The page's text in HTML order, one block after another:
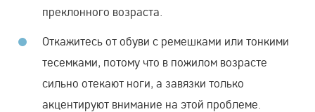
преклонного возраста.
Откажитесь от обуви с ремешками или тонкими
тесемками, потому что в пожилом возрасте
сильно отекают ноги, а завязки только
акцентируют внимание на этой проблеме.